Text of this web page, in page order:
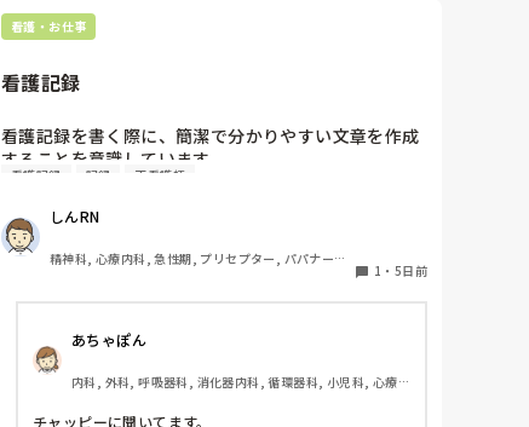
看護・お仕事
看護記録
看護記録を書く際に、簡潔で分かりやすい文章を作成
することを意識しています。
しかし忙しい日は、必要な情報を漏れなく記録するこ
皆さんは看護記録を効率よく作成するために工夫して
いることはありますか。
看護記録 記録 正看護師
しんRN
精神科, 心療内科, 急性期, プリセプター, パパナース,
1 ・ 5日前
あちゃぽん
内科, 外科, 呼吸器科, 消化器内科, 循環器科, 小児科, 心療内
リハビリ科, 総合診療科, 救急科, 超急性期, ICU, CCU,
チャッピーに聞いてます。